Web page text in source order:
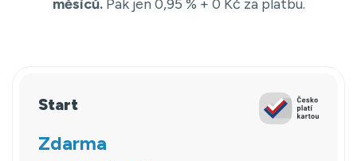
měsíců.Pak jen 0,95 % + 0 Kč za platbu.
Start
Zdarma